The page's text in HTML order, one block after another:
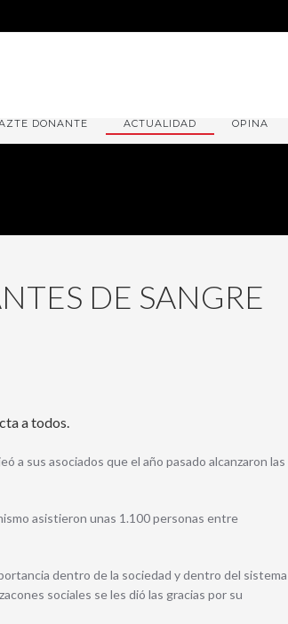
DONANTE ACTUALIDAD OPINA
DE SANGRE
a todos.
a sus asociados que el año pasado alcanzaron las
asistieron unas 1.100 personas entre
dentro de la sociedad y dentro del sistema
sociales se les dió las gracias por su